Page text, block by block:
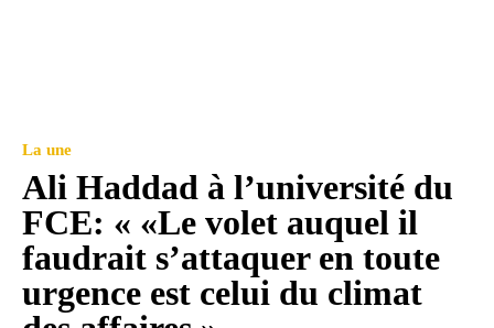
La une
Ali Haddad à l’université du
FCE: « «Le volet auquel il
faudrait s’attaquer en toute
urgence est celui du climat